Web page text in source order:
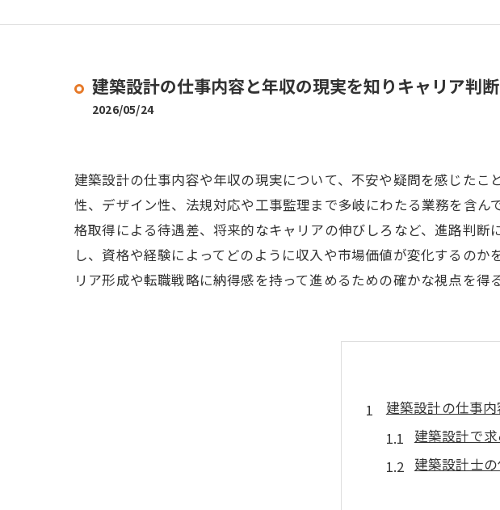
建築設計の仕事内容と年収の現実を知りキャリア判
2026/05/24
建築設計の仕事内容や年収の現実について、不安や疑問を感じた
性、デザイン性、法規対応や工事監理まで多岐にわたる業務を含
格取得による待遇差、将来的なキャリアの伸びしろなど、進路判
し、資格や経験によってどのように収入や市場価値が変化するの
リア形成や転職戦略に納得感を持って進めるための確かな視点を得
建築設計の仕事
建築設計で
建築設計士
建築設計の